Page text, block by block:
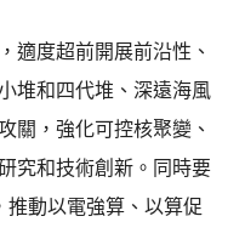
適度超前開展前沿性、
堆和四代堆、深遠海風
關，強化可控核聚變、
究和技術創新。同時要
推動以電強算、以算促